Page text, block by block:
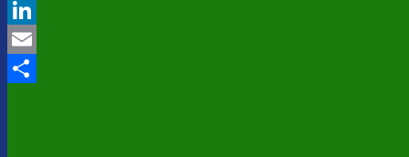
Twitter
LinkedIn
Email